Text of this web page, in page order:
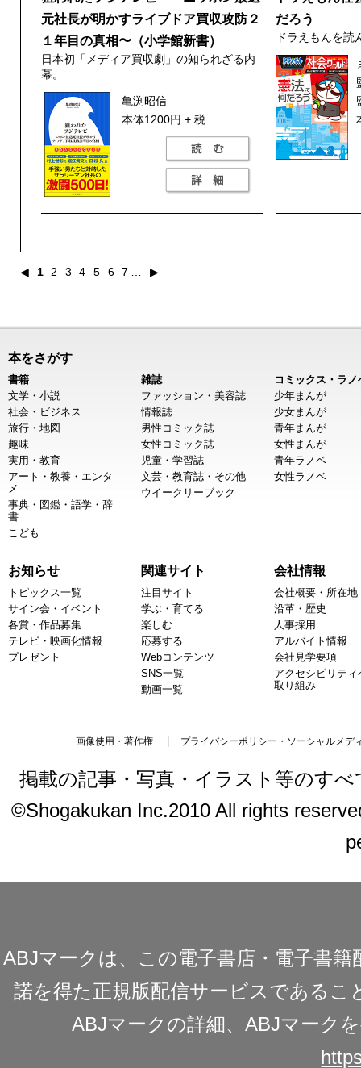
元社長が明かすライブドア買収攻防２
１年目の真相〜（小学館新書）
日本初「メディア買収劇」の知られざる内
幕。
亀渕昭信
本体1200円 + 税
だろう
ドラえもんを読
◀ 1 2 3 4 5 6 7 ▶
本をさがす
書籍
文学・小説
社会・ビジネス
旅行・地図
趣味
実用・教育
アート・教養・エンタ
メ
事典・図鑑・語学・辞
書
こども
雑誌
ファッション・美容誌
情報誌
男性コミック誌
女性コミック誌
児童・学習誌
文芸・教育誌・その他
ウイークリーブック
コミックス・ラノ
少年まんが
少女まんが
青年まんが
女性まんが
青年ラノベ
女性ラノベ
お知らせ
トピックス一覧
サイン会・イベント
各賞・作品募集
テレビ・映画化情報
プレゼント
関連サイト
注目サイト
学ぶ・育てる
楽しむ
応募する
Webコンテンツ
SNS一覧
動画一覧
会社情報
会社概要・所在地
沿革・歴史
人事採用
アルバイト情報
会社見学要項
アクセシビリティ
取り組み
画像使用・著作権 プライバシーポリシー・ソーシャルメデ
掲載の記事・写真・イラスト等のす
©Shogakukan Inc.2010 All rights
ABJマークは、この電子書店・電子書
諾を得た正規版配信サービスであるこ
ABJマークの詳細、ABJマーク